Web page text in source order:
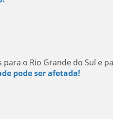
para o Rio Grande do Sul e
pode ser afetada!